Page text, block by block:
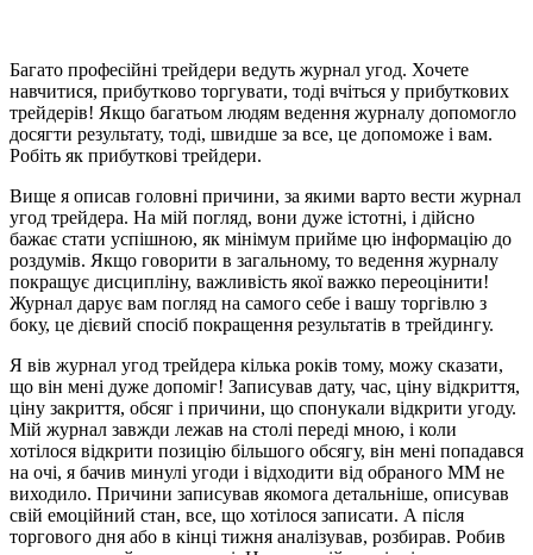
Багато професійні трейдери ведуть журнал угод. Хочете
навчитися, прибутково торгувати, тоді вчіться у прибуткових
трейдерів! Якщо багатьом людям ведення журналу допомогло
досягти результату, тоді, швидше за все, це допоможе і вам.
Робіть як прибуткові трейдери.
Вище я описав головні причини, за якими варто вести журнал
угод трейдера. На мій погляд, вони дуже істотні, і дійсно
бажає стати успішною, як мінімум прийме цю інформацію до
роздумів. Якщо говорити в загальному, то ведення журналу
покращує дисципліну, важливість якої важко переоцінити!
Журнал дарує вам погляд на самого себе і вашу торгівлю з
боку, це дієвий спосіб покращення результатів в трейдингу.
Я вів журнал угод трейдера кілька років тому, можу сказати,
що він мені дуже допоміг! Записував дату, час, ціну відкриття,
ціну закриття, обсяг і причини, що спонукали відкрити угоду.
Мій журнал завжди лежав на столі переді мною, і коли
хотілося відкрити позицію більшого обсягу, він мені попадався
на очі, я бачив минулі угоди і відходити від обраного ММ не
виходило. Причини записував якомога детальніше, описував
свій емоційний стан, все, що хотілося записати. А після
торгового дня або в кінці тижня аналізував, розбирав. Робив